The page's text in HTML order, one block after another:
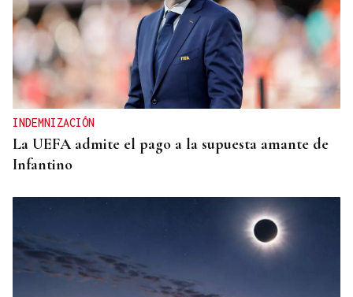
INDEMNIZACIÓN
La UEFA admite el pago a la supuesta amante de
Infantino